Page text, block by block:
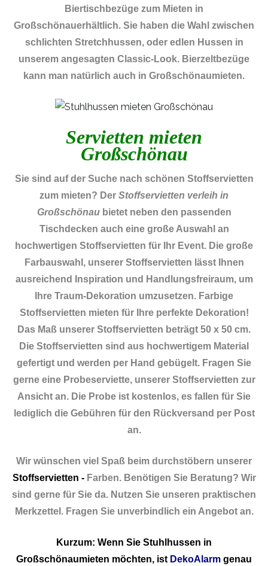
Biertischbezüge zum Mieten in
Großschönauerhältlich. Sie haben die Wahl zwischen
schlichten Stretchhussen, oder edlen Hussen in
unserem angesagten Classic-Look. Bierzeltbezüge
kann man natürlich auch in Großschönaumieten.
Servietten mieten
Großschönau
Sie sind auf der Suche nach schönen Stoffservietten
zum mieten? Der Stoffservietten verleih in
Großschönaubietet neben den passenden
Tischdecken auch eine große Auswahl an
hochwertigen Stoffservietten für Ihr Event. Die große
Farbauswahl, unserer Stoffservietten lässt Ihnen
ausreichend Inspiration und Handlungsfreiraum, um
Ihre Traum-Dekoration umzusetzen. Farbige
Stoffservietten mieten für Ihre perfekte Dekoration!
Das Maß unserer Stoffservietten beträgt 50 x 50 cm.
Die Stoffservietten sind aus hochwertigem Material
gefertigt und werden per Hand gebügelt. Fragen Sie
gerne eine Probeserviette, unserer Stoffservietten zur
Ansicht an. Die Probe ist kostenlos, es fallen für Sie
lediglich die Gebühren für den Rückversand per Post
an.
Wir wünschen viel Spaß beim durchstöbern unserer
Stoffservietten - Farben. Benötigen Sie Beratung? Wir
sind gerne für Sie da. Nutzen Sie unseren praktischen
Merkzettel. Fragen Sie unverbindlich ein Angebot an.
Kurzum: Wenn Sie Stuhlhussen in
Großschönaumieten möchten, ist DekoAlarm genau